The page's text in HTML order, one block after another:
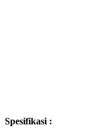
Spesifikasi :